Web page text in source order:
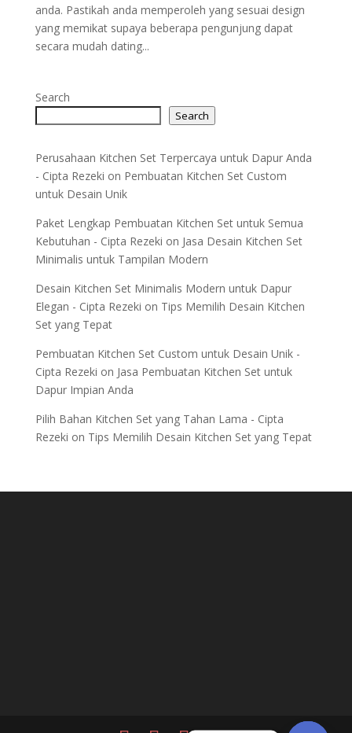
anda. Pastikah anda memperoleh yang sesuai design
yang memikat supaya beberapa pengunjung dapat
secara mudah dating...
Search
Search
Perusahaan Kitchen Set Terpercaya untuk Dapur Anda
- Cipta Rezeki on Pembuatan Kitchen Set Custom
untuk Desain Unik
Paket Lengkap Pembuatan Kitchen Set untuk Semua
Kebutuhan - Cipta Rezeki on Jasa Desain Kitchen Set
Minimalis untuk Tampilan Modern
Desain Kitchen Set Minimalis Modern untuk Dapur
Elegan - Cipta Rezeki on Tips Memilih Desain Kitchen
Set yang Tepat
Pembuatan Kitchen Set Custom untuk Desain Unik -
Cipta Rezeki on Jasa Pembuatan Kitchen Set untuk
Dapur Impian Anda
Pilih Bahan Kitchen Set yang Tahan Lama - Cipta
Rezeki on Tips Memilih Desain Kitchen Set yang Tepat